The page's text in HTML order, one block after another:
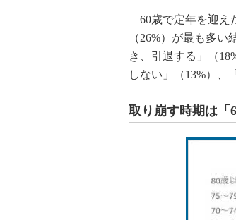
60歳で定年を迎え
（26%）が最も多
き、引退する」（
しない」（13%）、
取り崩す時期は「